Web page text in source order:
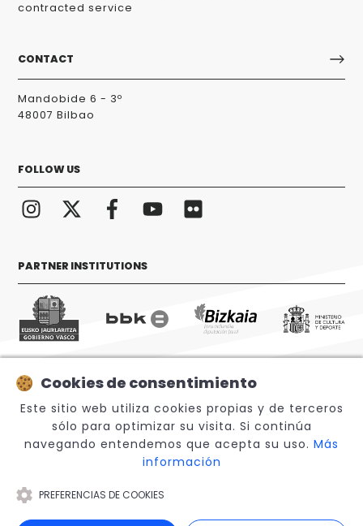
contracted service
CONTACT
Mandobide 6 - 3º
48007 Bilbao
FOLLOW US
PARTNER INSTITUTIONS
© 2026 Sabino Arana Fundazioa
Legal Notice
Cookies de consentimiento
Este sitio web utiliza cookies propias y de terceros
sólo para optimizar su visita. Si continúa
navegando entendemos que acepta su uso. Más
información
PREFERENCIAS DE COOKIES